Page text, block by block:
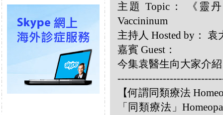
主題 Topic： 《靈
Vaccininum
主持人 Hosted by：
嘉賓 Guest：
今集袁醫生向大家介
【何謂同類療法
「同類療法」